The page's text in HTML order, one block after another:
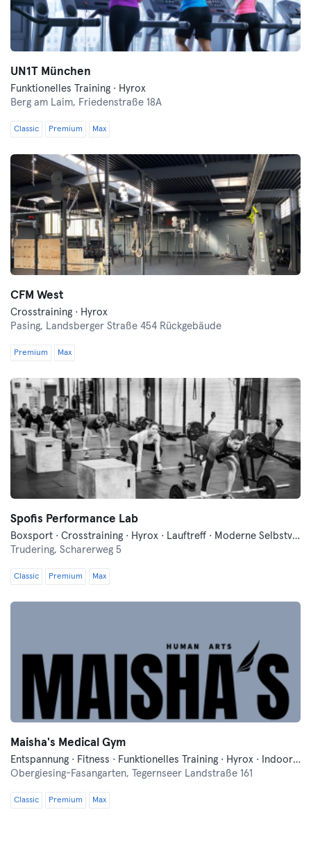
UN1T München
Funktionelles Training · Hyrox
Berg am Laim, Friedenstraße 18A
Classic Premium Max
CFM West
Crosstraining · Hyrox
Pasing, Landsberger Straße 454 Rückgebäude
Premium Max
Spofis Performance Lab
Boxsport · Crosstraining · Hyrox · Lauftreff · Moderne Selbstverteidigung · Yoga
Trudering, Scharerweg 5
Classic Premium Max
Maisha's Medical Gym
Entspannung · Fitness · Funktionelles Training · Hyrox · Indoorcycling · Lauftreff · Mixed Martial Arts · Pilates · Tanzen · Yoga
Obergiesing-Fasangarten,
Tegernseer Landstraße 161
Classic Premium Max